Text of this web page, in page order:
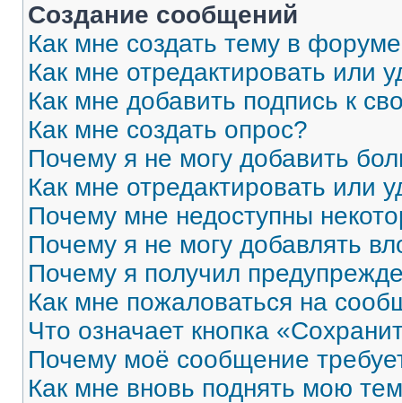
Создание сообщений
Как мне создать тему в
Как мне отредактировать или
Как мне добавить подпись к
Как мне создать опрос?
Почему я не могу добавить
Как мне отредактировать или
Почему мне недоступны
Почему я не могу добавлять
Почему я получил
Как мне пожаловаться на
Что означает кнопка
Почему моё сообщение
Как мне вновь поднять мою